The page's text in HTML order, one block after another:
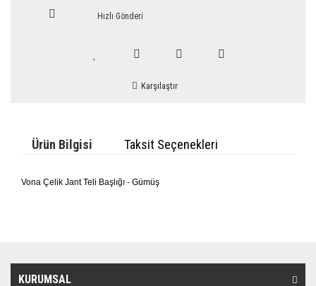
Hızlı Gönderi
Karşılaştır
Ürün Bilgisi Taksit Seçenekleri
Vona Çelik Jant Teli Başlığı - Gümüş
KURUMSAL